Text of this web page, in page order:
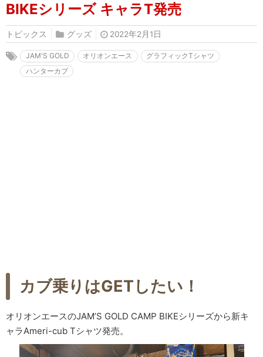
BIKEシリーズ キャラT発売
トピックス グッズ 2022年2月1日
JAM'S GOLD オリオンエース
グラフィックTシャツ
ハンターカブ
カブ乗りはGETしたい！
オリオンエースのJAM’S GOLD CAMP BIKEシリーズから新キ
ャラAmeri-cub Tシャツ発売。